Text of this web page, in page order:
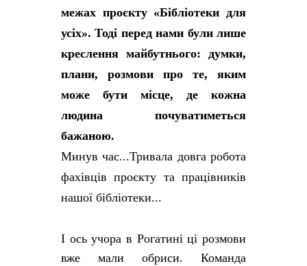
межах проєкту «Бібліотеки для
усіх». Тоді перед нами були лише
креслення майбутнього: думки,
плани, розмови про те, яким
може бути місце, де кожна
людина почуватиметься
бажаною.
Минув час...Тривала довга робота
фахівців проєкту та працівників
нашої бібліотеки...
І ось учора в Рогатині ці розмови
вже мали обриси. Команда